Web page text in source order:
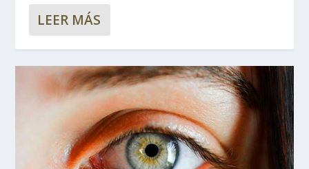
LEER MÁS